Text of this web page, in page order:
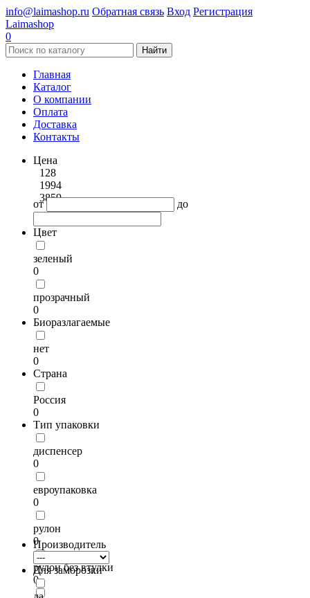
info@laimashop.ru Обратная связь Вход Регистрация
Laimashop
0
Найти
Главная
Каталог
О компании
Оплата
Доставка
Контакты
Цена
128
1994
3859
от до
Цвет
зеленый
0
прозрачный
0
Биоразлагаемые
нет
0
Страна
Россия
0
Тип упаковки
диспенсер
0
евроупаковка
0
рулон
0
рулон без втулки
0
Производитель
Для заморозки